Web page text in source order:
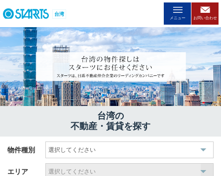
台湾
メニュー お問い合わせ
台湾の
不動産・賃貸を探す
物件種別
エリア